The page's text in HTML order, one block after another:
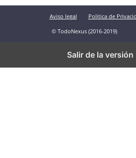
Aviso legal Politica de
© TodoNexus (2016-2019)
Salir de la versión